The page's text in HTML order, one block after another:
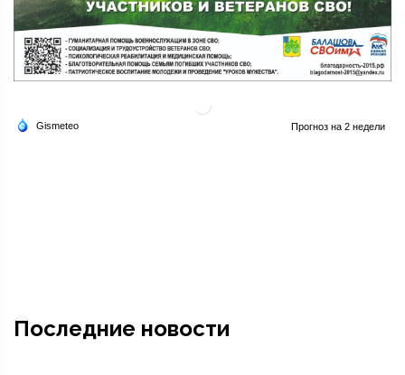
Последние новости